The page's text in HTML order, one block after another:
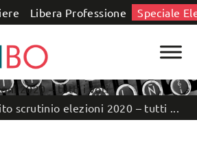
Libera Professione Speciale
scrutinio elezioni 2020 – tutti ...